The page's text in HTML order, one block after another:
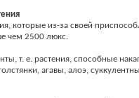
которые из-за своей
чем 2500 люкс.
т. е. растения, способные
агавы, алоэ,